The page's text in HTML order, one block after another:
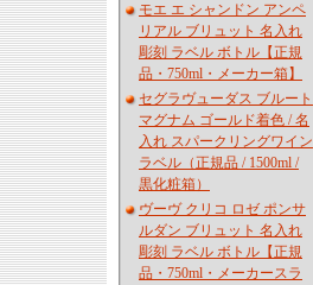
モエ エ シャンドン アンペ
リアル ブリュット 名入れ
彫刻 ラベル ボトル【正規
品・750ml・メーカー箱】
セグラヴューダス ブルート
マグナム ゴールド着色 / 名
入れ スパークリングワイン
ラベル（正規品 / 1500ml /
黒化粧箱）
ヴーヴ クリコ ロゼ ポンサ
ルダン ブリュット 名入れ
彫刻 ラベル ボトル【正規
品・750ml・メーカースラ